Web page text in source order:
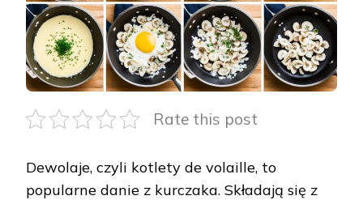
Rate this post
Dewolaje, czyli kotlety de volaille, to
popularne danie z kurczaka. Składają się z